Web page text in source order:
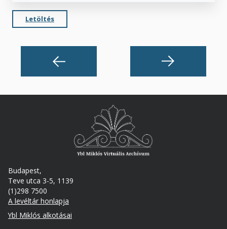
Letöltés
Budapest,
Teve utca 3-5, 1139
(1)298 7500
A levéltár honlapja
Footer
Ybl Miklós alkotásai